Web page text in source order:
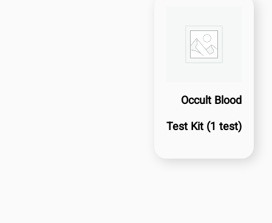
Occult Blood
Test Kit (1 test)